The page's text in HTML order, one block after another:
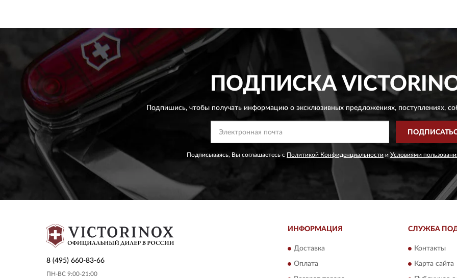
ПОДПИСКА
Подпишись, чтобы получать информацию о эксклюзивных предложениях,поступлениях,
Подписываясь, Вы соглашаетесь с Политикой Конфиденциальности и Условиями
8 (495) 660-83-66
ПН-ВС 9:00-21:00
ИНФОРМАЦИЯ
Доставка
Оплата
СЛУЖБА
Контакты
Карта сайта